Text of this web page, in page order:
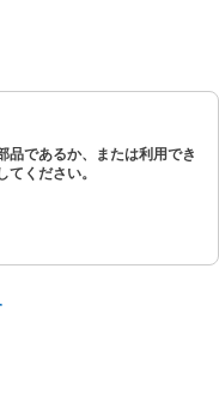
品であるか、または利用でき
ください。